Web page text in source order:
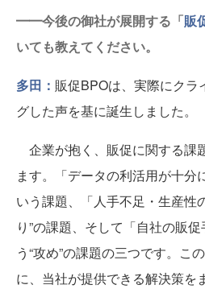
━━今後の御社が展開する「販
いても教えてください。
多田： 販促BPOは、実際にクラ
グした声を基に誕生しました。
企業が抱く、販促に関する課
ます。「データの利活用が十分
いう課題、「人手不足・生産性
り”の課題、そして「自社の販
う“攻め”の課題の三つです。こ
に、当社が提供できる解決策を